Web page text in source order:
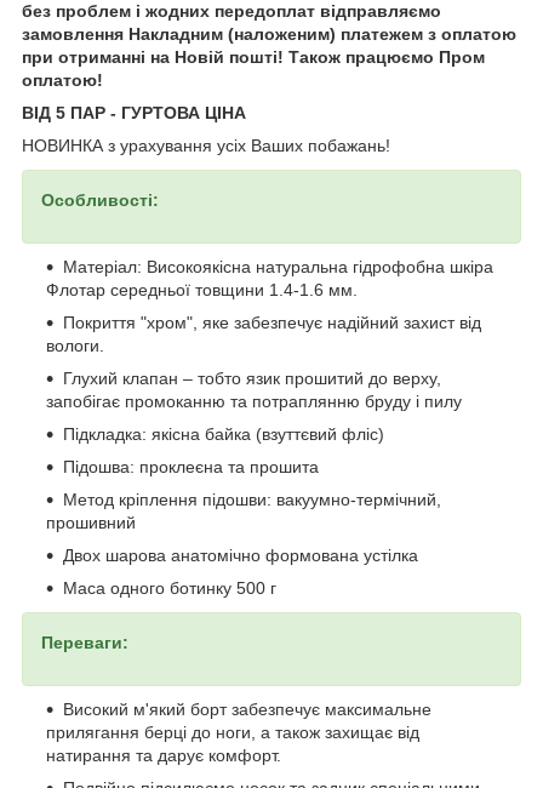
без проблем і жодних передоплат відправляємо
замовлення Накладним (наложеним) платежем з оплатою
при отриманні на Новій пошті! Також працюємо Пром
оплатою!
ВІД 5 ПАР - ГУРТОВА ЦІНА
НОВИНКА з урахування усіх Ваших побажань!
Особливості:
Матеріал: Високоякісна натуральна гідрофобна шкіра
Флотар середньої товщини 1.4-1.6 мм.
Покриття "хром", яке забезпечує надійний захист від
вологи.
Глухий клапан – тобто язик прошитий до верху,
запобігає промоканню та потраплянню бруду і пилу
Підкладка: якісна байка (взуттєвий фліс)
Підошва: проклеєна та прошита
Метод кріплення підошви: вакуумно-термічний,
прошивний
Двох шарова анатомічно формована устілка
Маса одного ботинку 500 г
Переваги:
Високий м'який борт забезпечує максимальне
прилягання берці до ноги, а також захищає від
натирання та дарує комфорт.